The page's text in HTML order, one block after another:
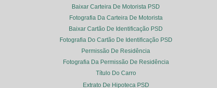
Baixar Carteira De Motorista PSD
Fotografia Da Carteira De Motorista
Baixar Cartão De Identificação PSD
Fotografia Do Cartão De Identificação PSD
Permissão De Residência
Fotografia Da Permissão De Residência
Título Do Carro
Extrato De Hipoteca PSD